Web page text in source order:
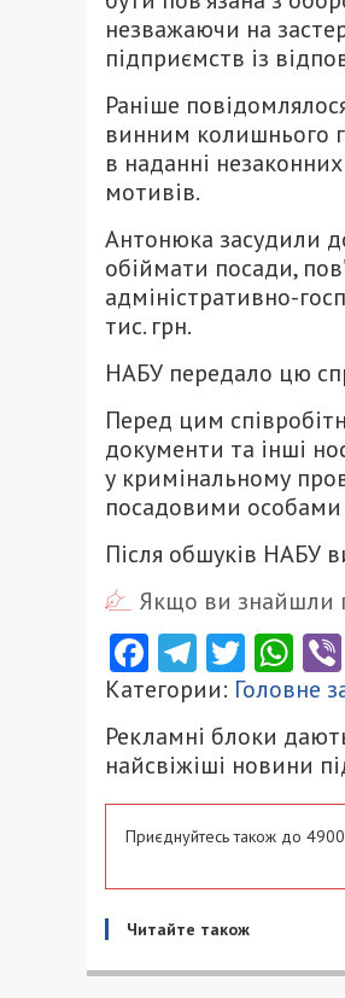
незважаючи на
підприємств із
Раніше
винним колишнього
в наданні
мотивів.
Антонюка засудили
обіймати посади,
адміністративно-
тис. грн.
НАБУ передало цю
Перед цим
документи та інші
у кримінальному
посадовими особами
Після обшуків НАБУ
Якщо ви знайшли
Facebook
Telegram
Категории: Головне
Рекламні блоки
найсвіжіші новини
Приєднуйтесь також до
Читайте також